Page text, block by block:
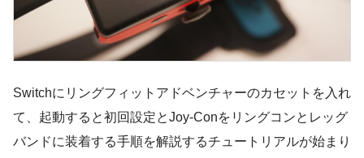
Switchにリングフィットアドベンチャーのカセットを入れ
て、起動すると初回設定とJoy-Conをリングコンとレッグ
バンドに装着する手順を解説するチュートリアルが始まり